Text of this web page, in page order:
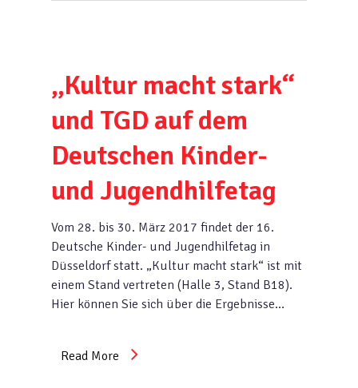
„Kultur macht stark“
und TGD auf dem
Deutschen Kinder-
und Jugendhilfetag
Vom 28. bis 30. März 2017 findet der 16.
Deutsche Kinder- und Jugendhilfetag in
Düsseldorf statt. „Kultur macht stark“ ist mit
einem Stand vertreten (Halle 3, Stand B18).
Hier können Sie sich über die Ergebnisse…
Read More